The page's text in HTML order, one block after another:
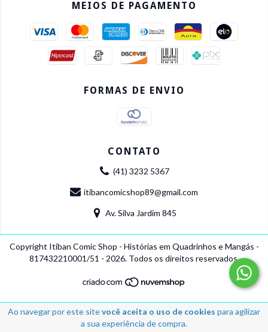
Ao navegar por este sitevocê aceita o uso de cookies para agilizar
a sua experiência de compra.
MEIOS DE PAGAMENTO
FORMAS DE ENVIO
CONTATO
(41) 3232 5367
itibancomicshop89@gmail.com
Av. Silva Jardim 845
Copyright Itiban Comic Shop - Histórias em Quadrinhos e Mangás -
817432210001/51 - 2026. Todos os direitos reservados.